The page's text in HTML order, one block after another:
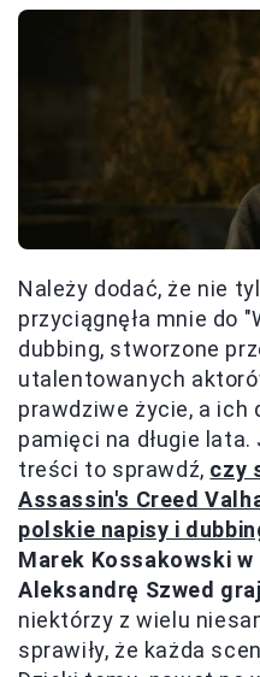
Należy dodać, że nie
przyciągnęła mnie do
dubbing, stworzone
utalentowanych
prawdziwe życie, a ich
pamięci na długie
treści to sprawdź, czy
Assassin's Creed
polskie napisy i
Marek Kossakowski
Aleksandrę Szwed
niektórzy z wielu
sprawiły, że każda